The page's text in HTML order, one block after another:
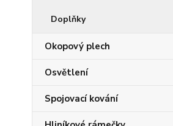
Doplňky
Okopový plech
Osvětlení
Spojovací kování